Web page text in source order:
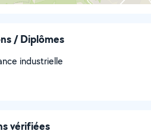
/ Diplômes
industrielle
vérifiées